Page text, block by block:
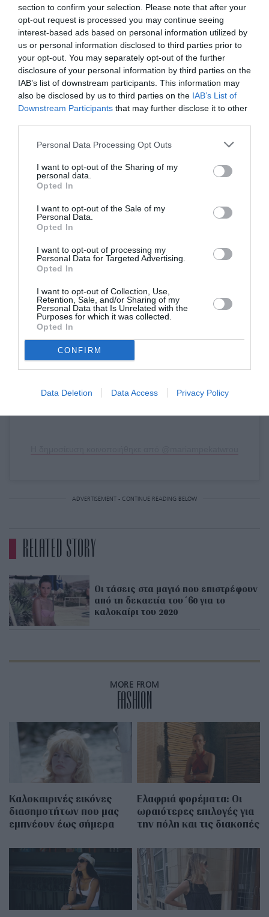
section to confirm your selection. Please note that after your
opt-out request is processed you may continue seeing
interest-based ads based on personal information utilized by
us or personal information disclosed to third parties prior to
your opt-out. You may separately opt-out of the further
disclosure of your personal information by third parties on the
IAB’s list of downstream participants. This information may
also be disclosed by us to third parties on the IAB’s List of
Downstream Participants that may further disclose it to other
Personal Data Processing Opt Outs
I want to opt-out of the Sharing of my
personal data.
Opted In
I want to opt-out of the Sale of my
Personal Data.
Opted In
I want to opt-out of processing my
Personal Data for Targeted Advertising.
Opted In
I want to opt-out of Collection, Use,
Retention, Sale, and/or Sharing of my
Personal Data that Is Unrelated with the
Purposes for which it was collected.
Opted In
CONFIRM
Data Deletion Data Access Privacy Policy
Δείτε τη νέα ανάρτηση της Μαρίας
Μπεκατώρου:
Δείτε αυτή τη δημοσίευση στο Instagram.
ADVERTISEMENT - CONTINUE READING BELOW
RELATED STORY
Οι τάσεις στα μαγιό που επιστρέφουν
από τη δεκαετία του΄60 για το
καλοκαίρι του 2020
MORE FROM
FASHION
Καλοκαιρινές εικόνες
διασημοτήτων που μας
εμπνέουν έως σήμερα
Eλαφριά φορέματα: Οι
ωραιότερες επιλογές για
την πόλη και τις διακοπές